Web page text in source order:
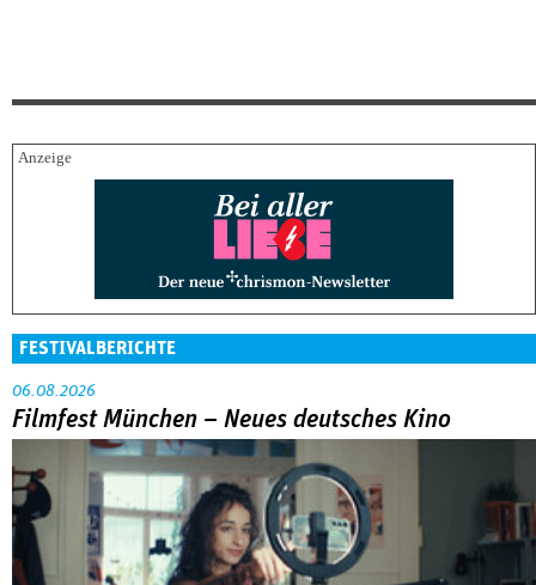
FESTIVALBERICHTE
06.08.2026
Filmfest München – Neues deutsches Kino